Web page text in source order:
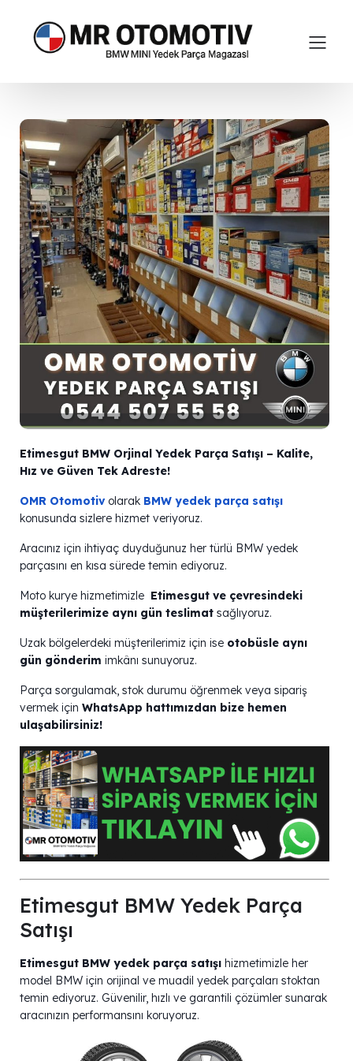
Etimesgut BMW Orjinal Yedek Parça Satışı – Kalite,
Hız ve Güven Tek Adreste!
OMR Otomotivolarak BMW yedek parça satışı
konusunda sizlere hizmet veriyoruz.
Aracınız için ihtiyaç duyduğunuz her türlü BMW yedek
parçasını en kısa sürede temin ediyoruz.
️Moto kurye hizmetimizle Etimesgut ve çevresindeki
müşterilerimize aynı gün teslimat sağlıyoruz.
Uzak bölgelerdeki müşterilerimiz için ise otobüsle aynı
gün gönderim imkânı sunuyoruz.
Parça sorgulamak, stok durumu öğrenmek veya sipariş
vermek için WhatsApp hattımızdan bize hemen
ulaşabilirsiniz!
Etimesgut BMW Yedek Parça
Satışı
Etimesgut BMW yedek parça satışı hizmetimizle her
model BMW için orijinal ve muadil yedek parçaları stoktan
temin ediyoruz. Güvenilir, hızlı ve garantili çözümler sunarak
aracınızın performansını koruyoruz.